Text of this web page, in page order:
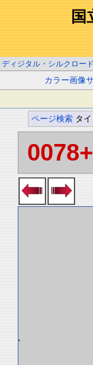
国
ディジタル・シルクロード
カラー画像
ページ検索 タ